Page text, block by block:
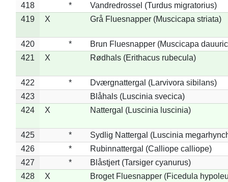
418
*
Vandredrossel (Turdus migratorius)
419
X Grå Fluesnapper (Muscicapa striata)
420 *
Brun Fluesnapper (Muscicapa
421
X Rødhals (Erithacus rubecula)
422 *
Dværgnattergal (Larvivora sibilans)
423
Blåhals (Luscinia svecica)
424
X Nattergal (Luscinia luscinia)
425 *
Sydlig Nattergal (Luscinia
426
*
Rubinnattergal (Calliope calliope)
427
*
Blåstjert (Tarsiger cyanurus)
428
X Broget Fluesnapper (Ficedula